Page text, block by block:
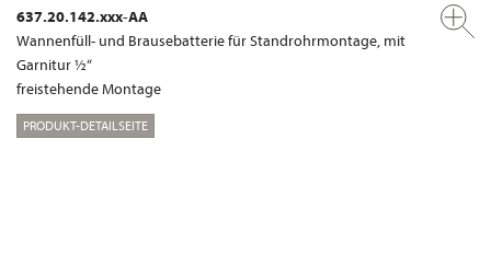
637.20.142.xxx-AA
Wannenfüll- und Brausebatterie für Standrohrmontage, mit
Garnitur ½“
freistehende Montage
PRODUKT-DETAILSEITE